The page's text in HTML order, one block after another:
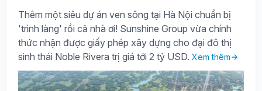
Thêm một siêu dự án ven sông tại Hà Nội chuẩn bị
'trình làng' rồi cả nhà ơi! Sunshine Group vừa chính
thức nhận được giấy phép xây dựng cho đại đô thị
sinh thái Noble Rivera trị giá tới 2 tỷ USD. Xem thêm